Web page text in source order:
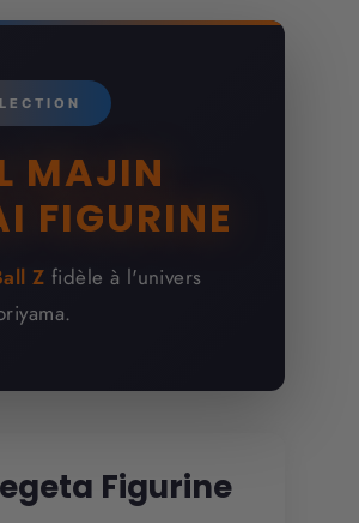
MAJIN
FIGURINE
Z fidèle à l'univers
Figurine